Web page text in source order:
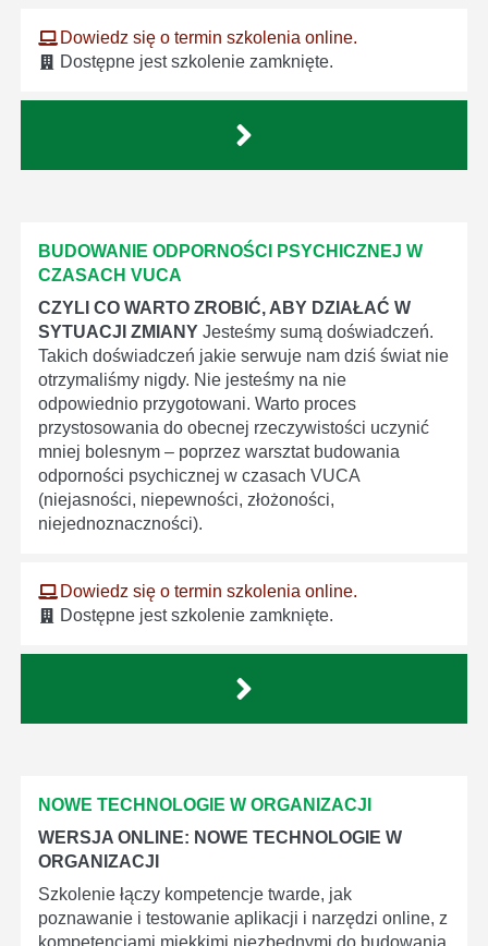
Dowiedz się o termin szkolenia online.
Dostępne jest szkolenie zamknięte.
BUDOWANIE ODPORNOŚCI PSYCHICZNEJ W
CZASACH VUCA
CZYLI CO WARTO ZROBIĆ, ABY DZIAŁAĆ W
SYTUACJI ZMIANY Jesteśmy sumą doświadczeń.
Takich doświadczeń jakie serwuje nam dziś świat nie
otrzymaliśmy nigdy. Nie jesteśmy na nie
odpowiednio przygotowani. Warto proces
przystosowania do obecnej rzeczywistości uczynić
mniej bolesnym – poprzez warsztat budowania
odporności psychicznej w czasach VUCA
(niejasności, niepewności, złożoności,
niejednoznaczności).
Dowiedz się o termin szkolenia online.
Dostępne jest szkolenie zamknięte.
NOWE TECHNOLOGIE W ORGANIZACJI
WERSJA ONLINE: NOWE TECHNOLOGIE W
ORGANIZACJI
Szkolenie łączy kompetencje twarde, jak
poznawanie i testowanie aplikacji i narzędzi online, z